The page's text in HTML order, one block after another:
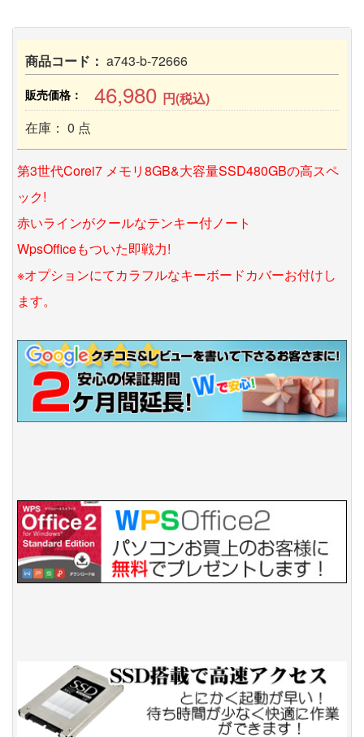
商品コード： a743-b-72666
販売価格： 46,980 円(税込)
在庫： 0 点
第3世代Corei7 メモリ8GB&大容量SSD480GBの高スペ
ック!
赤いラインがクールなテンキー付ノート
WpsOfficeもついた即戦力!
※オプションにてカラフルなキーボードカバーお付けし
ます。